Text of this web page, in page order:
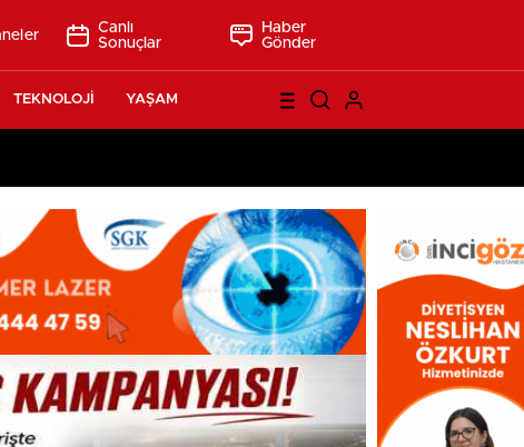
Canlı
Sonuçlar
Haber
Gönder
TEKNOLOJİ YAŞAM